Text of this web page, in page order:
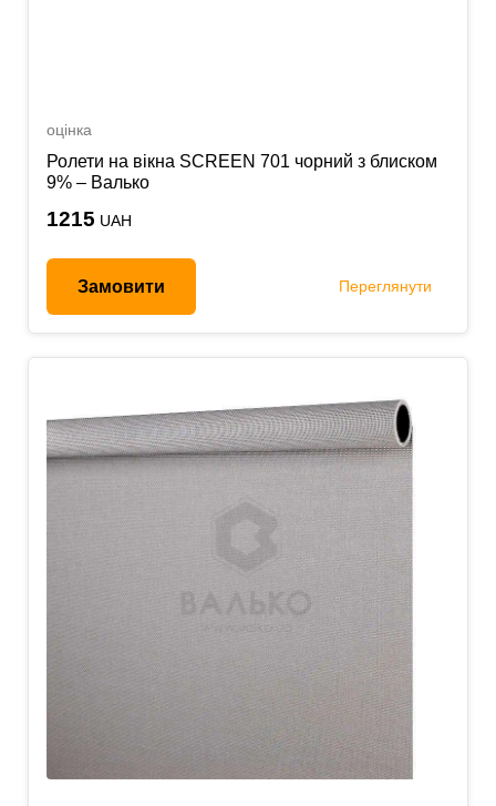
оцінка
Ролети на вікна SCREEN 701 чорний з блиском
9% – Валько
1215 UAH
Замовити Переглянути